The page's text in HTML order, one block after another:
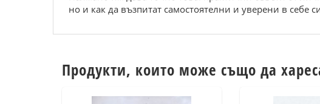
но и как да възпитат самостоятелни и уверени в себе
Продукти, които може също да